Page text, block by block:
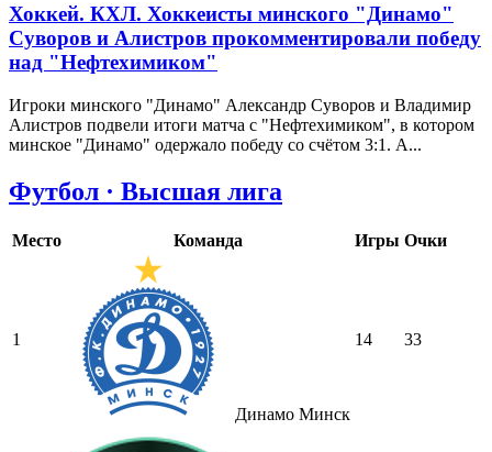
Хоккей. КХЛ. Хоккеисты минского "Динамо"
Суворов и Алистров прокомментировали победу
над "Нефтехимиком"
Игроки минского "Динамо" Александр Суворов и Владимир
Алистров подвели итоги матча с "Нефтехимиком", в котором
минское "Динамо" одержало победу со счётом 3:1. А...
Футбол · Высшая лига
Место Команда Игры Очки
1
Динамо Минск
14 33